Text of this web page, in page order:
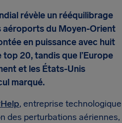
révèle un rééquilibrage
aéroports du Moyen-Orient
en puissance avec huit
top 20, tandis que l’Europe
et les États-Unis
marqué.
, entreprise technologique
des perturbations aériennes,